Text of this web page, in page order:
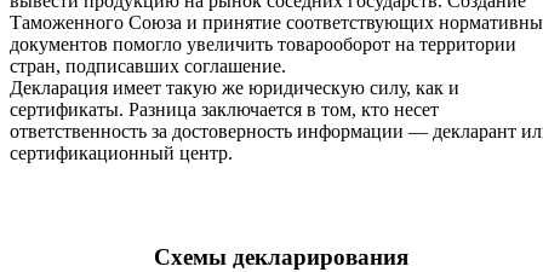
Таможенного Союза и принятие соответствующих
документов помогло увеличить товарооборот на территории
стран, подписавших соглашение.
Декларация имеет такую же юридическую силу, как и
сертификаты. Разница заключается в том, кто несет
ответственность за достоверность информации — декларант
сертификационный центр.
Схемы декларирования